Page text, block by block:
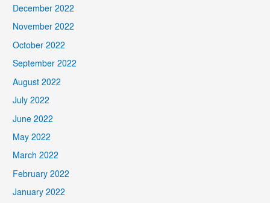
December 2022
November 2022
October 2022
September 2022
August 2022
July 2022
June 2022
May 2022
March 2022
February 2022
January 2022